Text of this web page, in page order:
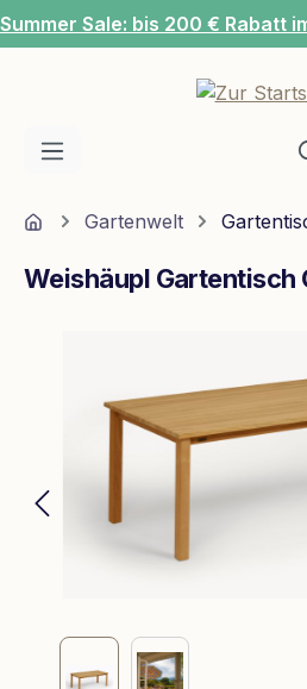
Zum Hauptinhalt springen
Summer Sale: bis 200 € Rabatt
HomeGartenwelt